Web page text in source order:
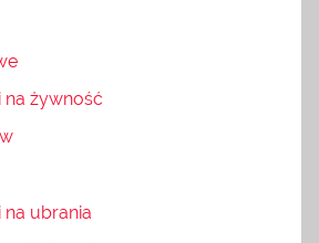
na żywność
na ubrania